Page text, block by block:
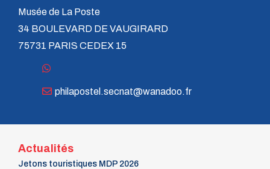
Musée de La Poste
34 BOULEVARD DE VAUGIRARD
75731 PARIS CEDEX 15
philapostel.secnat@wanadoo.fr
Actualités
Jetons touristiques MDP 2026